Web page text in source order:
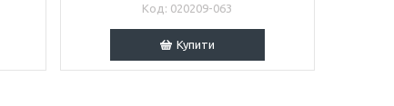
020209-063
Купити